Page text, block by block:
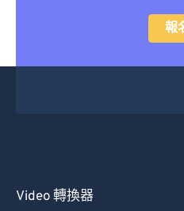
報
Video 轉換器